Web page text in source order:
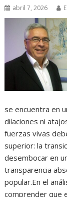
abril 7, 2026
se encuentra en
dilaciones ni
fuerzas vivas
superior: la
desembocar en
transparencia
popular.En el
comprender que